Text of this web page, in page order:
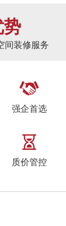
势
间装修服务
强企首选
质价管控